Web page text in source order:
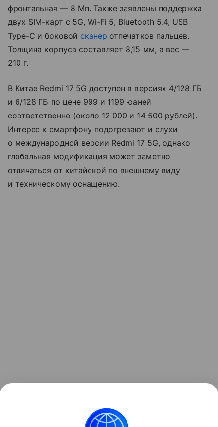
фронтальная — 8 Мп. Также заявлены поддержка
двух SIM-карт с 5G, Wi-Fi 5, Bluetooth 5.4, USB
Type-C и боковой сканер отпечатков пальцев.
Толщина корпуса составляет 8,15 мм, а вес —
210 г.
В Китае Redmi 17 5G доступен в версиях 4/128 ГБ
и 6/128 ГБ по цене 999 и 1199 юаней
соответственно (около 12 000 и 14 500 рублей).
Интерес к смартфону подогревают и слухи
о международной версии Redmi 17 5G, однако
глобальная модификация может заметно
отличаться от китайской по внешнему виду
и техническому оснащению.
для отдельных моделей рост составил почти 13%.